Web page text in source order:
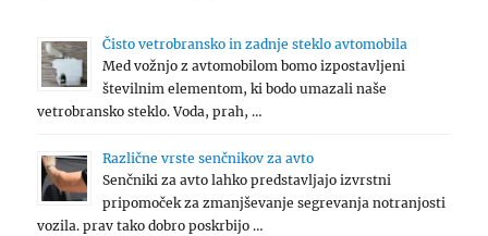
Čisto vetrobransko in zadnje steklo avtomobila
Med vožnjo z avtomobilom bomo izpostavljeni
številnim elementom, ki bodo umazali naše
vetrobransko steklo. Voda, prah, …
Različne vrste senčnikov za avto
Senčniki za avto lahko predstavljajo izvrstni
pripomoček za zmanjševanje segrevanja notranjosti
vozila. prav tako dobro poskrbijo …